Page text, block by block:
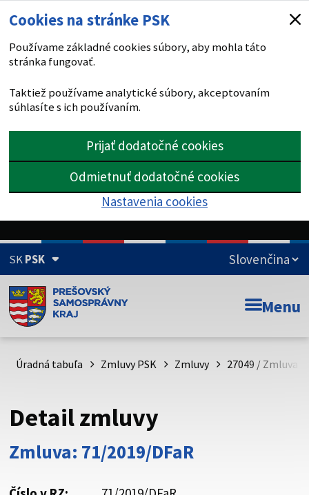
Cookies na stránke PSK
Používame základné cookies súbory, aby mohla táto
stránka fungovať.
Taktiež používame analytické súbory, akceptovaním
súhlasíte s ich používaním.
Prijať dodatočné cookies
Odmietnuť dodatočné cookies
Nastavenia cookies
SKPSK
Doména psk.sk je oficiálna
Toto je oficiálna webová stránka Prešovského
psk.sk.
Buďte pozorní a vždy sa uistite, že zdieľate informácie iba
cez zabezpečenú webovú stránku. Zabezpečená stránka
vždy začína https:// pred názvom domény webového sídla.
Menu
Úradná tabuľa Zmluvy PSK Zmluvy 27049 / Zmluva
Detail zmluvy
Zmluva: 71/2019/DFaR